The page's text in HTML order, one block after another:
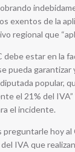
exentos de la
regional que
debe estar en la
pueda garantizar
diputada popular,
el 21% del
el incidente.
hoy al
IVA que